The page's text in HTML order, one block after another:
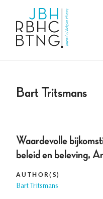
Bart Tritsmans
Waardevolle
beleid en beleving,
AUTHOR(S)
Bart Tritsmans